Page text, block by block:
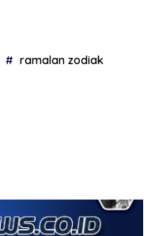
ramalan zodiak